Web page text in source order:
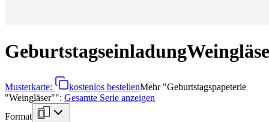
Geburtstagseinladung
Musterkarte: kostenlos bestellenMehr"Geburtstagspapeterie
"Weingläser"": Gesamte Serie anzeigen
Format